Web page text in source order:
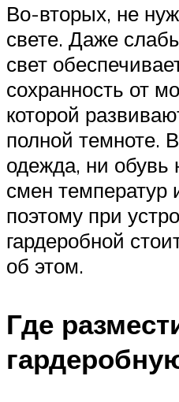
Во-вторых, не
свете. Даже
свет
сохранность от
которой
полной темноте.
одежда, ни обувь
смен температур
поэтому при
гардеробной
об этом.
Где